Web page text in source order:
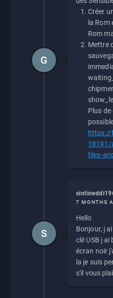
Créer
la Rom
Rom
Mettre
Plus
18191/
files-
G
7 MONTHS
Hello
Bonjour, j
clé USB j ai
écran noir
la je suis
s'il vous
S